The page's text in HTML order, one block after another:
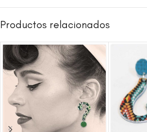
Productos relacionados